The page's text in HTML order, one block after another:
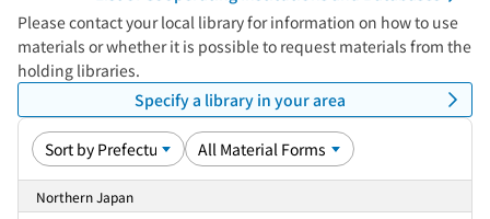
Please contact your local library for information on how to use
materials or whether it is possible to request materials from the
holding libraries.
Specify a library in your area
Northern Japan